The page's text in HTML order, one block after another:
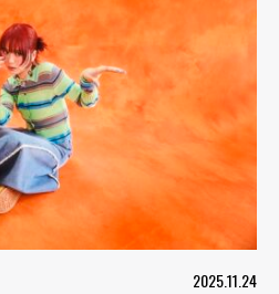
2025.11.24